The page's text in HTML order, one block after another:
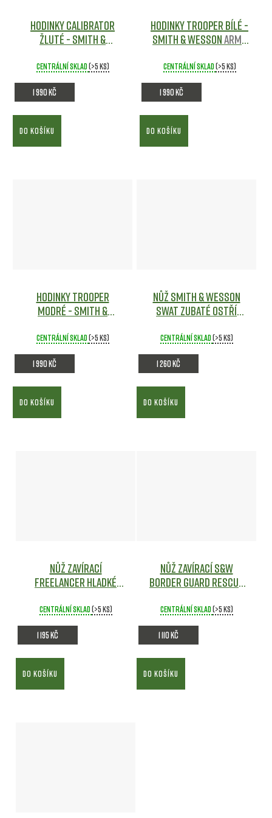
Hodinky CALIBRATOR
Žluté - Smith &
Centrální sklad(>5 ks)
1 990 Kč
DO KOŠÍKU
Hodinky TROOPER Bílé -
Smith & WessonArmy
Centrální sklad(>5 ks)
1 990 Kč
DO KOŠÍKU
Hodinky TROOPER
Modré - Smith &
Centrální sklad(>5 ks)
1 990 Kč
DO KOŠÍKU
Nůž SMITH & WESSON
SWAT zubaté ostří
Centrální sklad(>5 ks)
1 260 Kč
DO KOŠÍKU
Nůž zavírací
FREELANCER hladké
Smith & WessonArmy
shop
Centrální sklad(>5 ks)
1 195 Kč
DO KOŠÍKU
Nůž zavírací S&W
BORDER GUARD RESCUE
Smith & Wesson®Army
shop
Centrální sklad(>5 ks)
1 110 Kč
DO KOŠÍKU